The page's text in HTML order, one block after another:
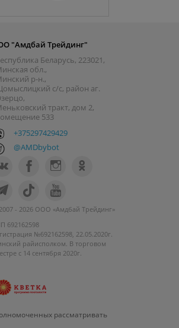
"Амдбай Трейдинг"
Беларусь, 223021,
обл.,
р-н.,
с/с, район аг.
тракт, дом 2,
533
+375297429429
@AMDbybot
- 2026 ООО «Амдбай Трейдинг»
692162598
№692162598, 22.05.2020г.
райисполком. В торговом
с 14 сентября 2020г.
рассматривать